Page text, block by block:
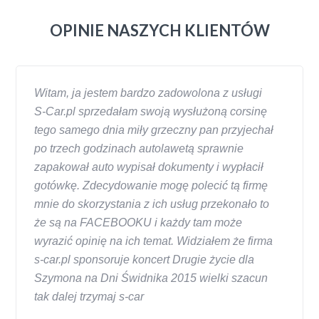
OPINIE NASZYCH KLIENTÓW
Witam, ja jestem bardzo zadowolona z usługi
S-Car.pl sprzedałam swoją wysłużoną corsinę
tego samego dnia miły grzeczny pan przyjechał
po trzech godzinach autolawetą sprawnie
zapakował auto wypisał dokumenty i wypłacił
gotówkę. Zdecydowanie mogę polecić tą firmę
mnie do skorzystania z ich usług przekonało to
że są na FACEBOOKU i każdy tam może
wyrazić opinię na ich temat. Widziałem że firma
s-car.pl sponsoruje koncert Drugie życie dla
Szymona na Dni Świdnika 2015 wielki szacun
tak dalej trzymaj s-car